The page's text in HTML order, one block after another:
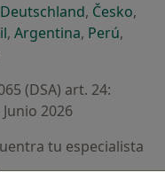
pestaña
una nueva pestaña
abre en una nueva
Deutschlandse abre en
, Českose
,
pestaña
nueva pestaña
en una nueva pestaña
se abre en una nueva
, Argentinase abre en
, Perúse
,
(DSA) art. 24:
Junio 2026
tu especialista